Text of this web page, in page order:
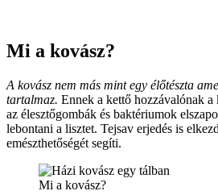
Mi a kovász?
A kovász nem más mint egy élőtészta
tartalmaz. Ennek a kettő hozzávalónak
az élesztőgombák és baktériumok
lebontani a lisztet. Tejsav erjedés is
emészthetőségét segíti.
Mi a kovász?